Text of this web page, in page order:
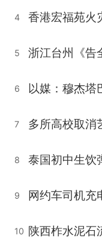
4 香港宏福苑火
5 浙江台州《告
6
7 多所高校取消
8 泰国初中生饮
9 网约车司机充
10